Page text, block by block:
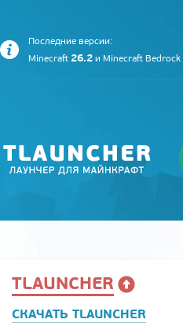
Последние версии:
Minecraft 26.2 и Minecraft Bedrock
TLAUNCHER
СКАЧАТЬ TLAUNCHER